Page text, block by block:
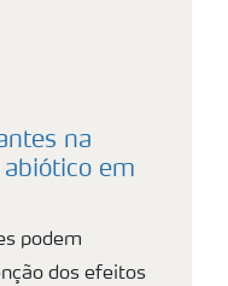
na
abiótico em
podem
dos efeitos